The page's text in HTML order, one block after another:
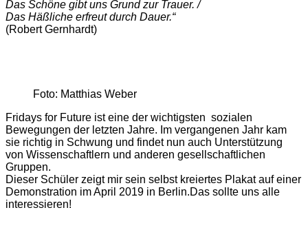
Das Schöne gibt uns Grund zur Trauer. /
Das Häßliche erfreut durch Dauer.“
(Robert Gernhardt)
Foto: Matthias Weber
Fridays for Future ist eine der wichtigsten sozialen
Bewegungen der letzten Jahre. Im vergangenen Jahr kam
sie richtig in Schwung und findet nun auch Unterstützung
von Wissenschaftlern und anderen gesellschaftlichen
Gruppen.
Dieser Schüler zeigt mir sein selbst kreiertes Plakat auf einer
Demonstration im April 2019 in Berlin.Das sollte uns alle
interessieren!